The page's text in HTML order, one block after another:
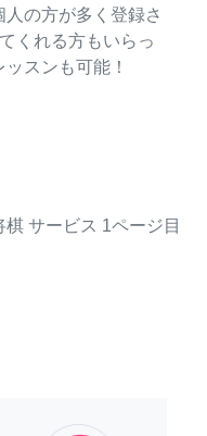
の方が多く登録さ
くれる方もいらっ
スンも可能！
棋 サービス 1ページ目